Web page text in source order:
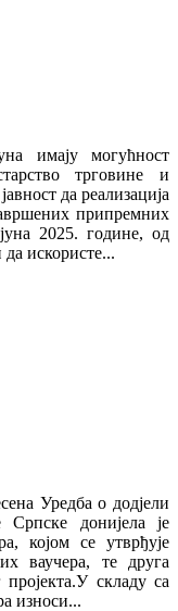
имају могућност
трговине и
да реализација
припремних
2025. године, од
искористе...
Уредба о додјели
Српске донијела је
којом се утврђује
ваучера, те друга
складу са
износи...